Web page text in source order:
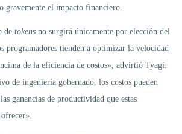
gravemente el impacto financiero.
de tokens no surgirá únicamente por elección del
programadores tienden a optimizar la velocidad
de la eficiencia de costos», advirtió Tyagi.
de ingeniería gobernado, los costos pueden
ganancias de productividad que estas